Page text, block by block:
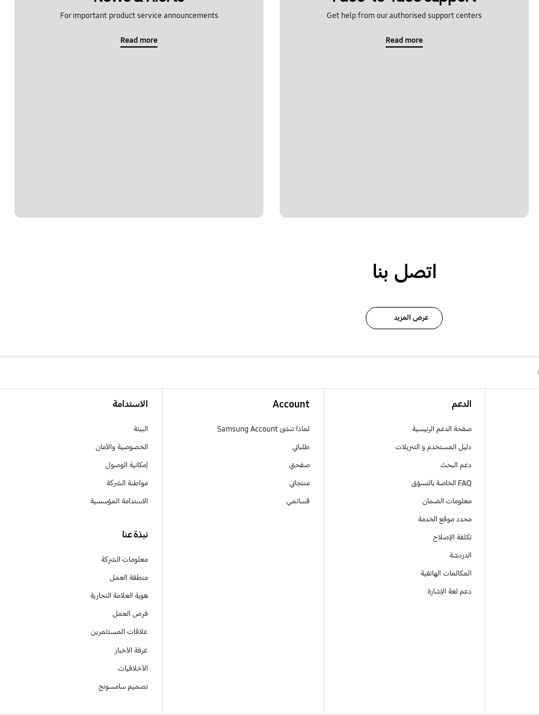
Get help from our authorised support centers
Read more
For important product service announcements
Read more
اتصل بنا
عرض المزيد
الدعم
صفحة الدعم الرئيسية
دليل المستخدم و التنزيلات
دعم البحث
FAQ الخاصة بالتسوّق
معلومات الضمان
محدد موقع الخدمة
تكلفة الإصلاح
الدردشة
المكالمات الهاتفية
دعم لغة الإشارة
Account
لماذا تنشئ Samsung Account
طلباتي
صفحتي
منتجاتي
قسائمي
الاستدامة
البيئة
الخصوصية والأمان
إمكانية الوصول
مواطنة الشركة
الاستدامة المؤسسية
نبذة عنا
معلومات الشركة
منطقة العمل
هوية العلامة التجارية
فرص العمل
علاقات المستثمرين
غرفة الأخبار
الأخلاقيات
تصميم سامسونج